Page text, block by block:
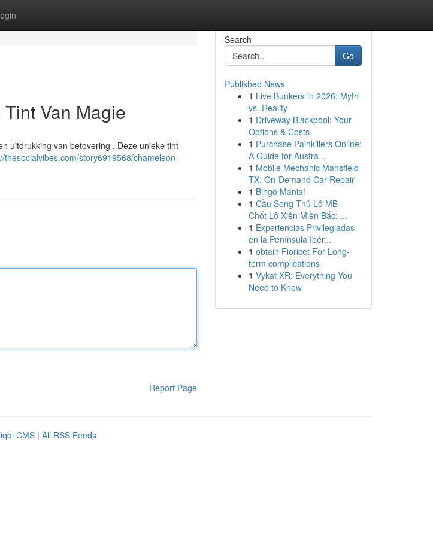
Van Magie
uitdrukking van betovering . Deze unieke tint
thesocialvibes.com/story6919568/chameleon-
Report Page
Search
Go
Published News
1 Live Bunkers in 2026: Myth
vs. Reality
1 Driveway Blackpool: Your
Options & Costs
1 Purchase Painkillers Online:
A Guide for Austra...
1 Mobile Mechanic Mansfield
TX: On-Demand Car Repair
1 Bingo Mania!
1 Cầu Song Thủ Lô MB ·
Chốt Lô Xiên Miền Bắc: ...
1 Experiencias Privilegiadas
en la Península Ibér...
1 obtain Fioricet For Long-
term complications
1 Vykat XR: Everything You
Need to Know
CMS | All RSS Feeds